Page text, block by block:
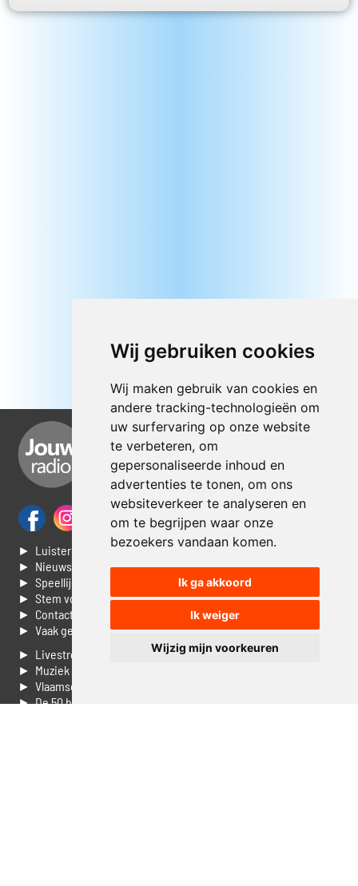
Wij gebruiken cookies
Wij maken gebruik van cookies en
andere tracking-technologieën om
uw surfervaring op onze website
te verbeteren, om
gepersonaliseerde inhoud en
advertenties te tonen, om ons
websiteverkeer te analyseren en
om te begrijpen waar onze
bezoekers vandaan komen.
Ik ga akkoord
Ik weiger
Wijzig mijn voorkeuren
► Luisteren naar Jouwradio
► Nieuws
► Speellijst
► Stem voor de Dag top 3
► Contacteer ons
► Vaak gestelde vragen
► Livestream informatie
► Muziek opzoeken
► Vlaamse 100 Aller tijden
► De 50 beste van...